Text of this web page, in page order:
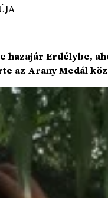
hazajár Erdélybe,
az Arany Medál